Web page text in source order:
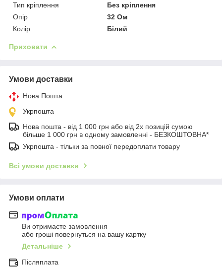
Тип кріплення
Без кріплення
Опір
32 Ом
Колір
Білий
Приховати
Умови доставки
Нова Пошта
Укрпошта
Нова пошта - від 1 000 грн або від 2х позицій сумою
більше 1 000 грн в одному замовленні - БЕЗКОШТОВНА*
Укрпошта - тільки за повної передоплати товару
Всі умови доставки
Умови оплати
Ви отримаєте замовлення
або гроші повернуться на вашу картку
Детальніше
Післяплата